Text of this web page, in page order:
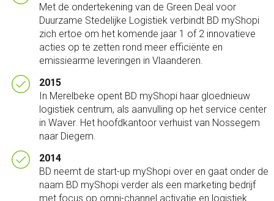
Met de ondertekening van de Green Deal voor
Duurzame Stedelijke Logistiek verbindt BD myShopi
zich ertoe om het komende jaar 1 of 2 innovatieve
acties op te zetten rond meer efficiënte en
emissiearme leveringen in Vlaanderen.
2015
In Merelbeke opent BD myShopi haar gloednieuw
logistiek centrum, als aanvulling op het service center
in Waver. Het hoofdkantoor verhuist van Nossegem
naar Diegem.
2014
BD neemt de start-up myShopi over en gaat onder de
naam BD myShopi verder als een marketing bedrijf
met focus op omni-channel activatie en logistiek.